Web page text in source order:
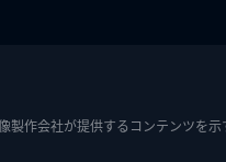
製作会社が提供するコンテンツを